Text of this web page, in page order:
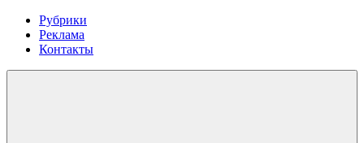
Рубрики
Реклама
Контакты